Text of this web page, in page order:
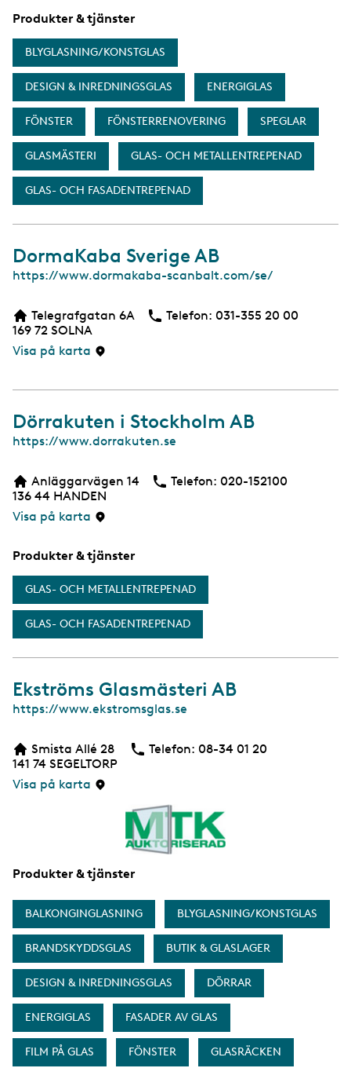
Produkter & tjänster
BLYGLASNING/KONSTGLAS
DESIGN & INREDNINGSGLAS ENERGIGLAS
FÖNSTER FÖNSTERRENOVERING SPEGLAR
GLASMÄSTERI GLAS- OCH METALLENTREPENAD
GLAS- OCH FASADENTREPENAD
DormaKaba Sverige AB
W
b
s
i
https://www.dormakaba-scanbalt.com/se/
Telegrafgatan 6A
169 72 SOLNA
Visa på karta
Telefon: Telefon
031-355 20 00
Dörrakuten i Stockholm AB
W
b
s
i
https://www.dorrakuten.se
Anläggarvägen 14
136 44 HANDEN
Visa på karta
Telefon: Telefon
020-152100
Produkter & tjänster
GLAS- OCH METALLENTREPENAD
GLAS- OCH FASADENTREPENAD
Ekströms Glasmästeri AB
W
b
s
i
https://www.ekstromsglas.se
Smista Allé 28
141 74 SEGELTORP
Visa på karta
Telefon: Telefon
08-34 01 20
Produkter & tjänster
BALKONGINGLASNING BLYGLASNING/KONSTGLAS
BRANDSKYDDSGLAS BUTIK & GLASLAGER
DESIGN & INREDNINGSGLAS DÖRRAR
ENERGIGLAS FASADER AV GLAS
FILM PÅ GLAS FÖNSTER GLASRÄCKEN